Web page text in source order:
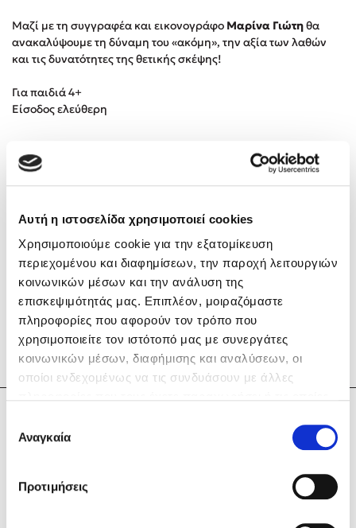
Αυτή η ιστοσελίδα χρησιμοποιεί cookies
Χρησιμοποιούμε cookie για την εξατομίκευση
περιεχομένου και διαφημίσεων, την παροχή λειτουργιών
κοινωνικών μέσων και την ανάλυση της
επισκεψιμότητάς μας. Επιπλέον, μοιραζόμαστε
πληροφορίες που αφορούν τον τρόπο που
χρησιμοποιείτε τον ιστότοπό μας με συνεργάτες
κοινωνικών μέσων, διαφήμισης και αναλύσεων, οι
οποίοι ενδεχομένως να τις συνδυάσουν με άλλες
των υπηρεσιών τους. Αν συνεχίσετε να χρησιμοποιείτε
την ιστοσελίδα μας, συναινείτε στη χρήση των cookies
συγκατάθεσης
Αναγκαία
Προτιμήσεις
Ένας γίγαντας στο σχολείο
Πάνω, κάτω, μπροστά, πίσω
Mel Robbins
Η μέθοδος Αφήστε τους
Δημοφιλείς Συγγραφείς
Παύλος Καστανάς
Μαζί με τη συγγραφέα και εικονογράφο Μαρίνα Γιώτηθα
ανακαλύψουμε τη δύναμη του «ακόμη», την αξία των λαθών
και τις δυνατότητες της θετικής σκέψης!
Για παιδιά 4+
Είσοδος ελεύθερη